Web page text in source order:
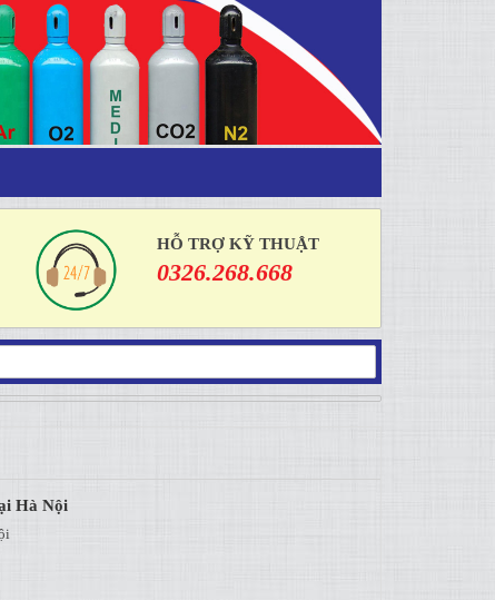
HỖ TRỢ KỸ THUẬT
0326.268.668
Hà Nội